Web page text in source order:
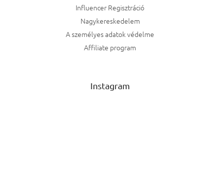
Influencer Regisztráció
Nagykereskedelem
A személyes adatok védelme
Affiliate program
Instagram